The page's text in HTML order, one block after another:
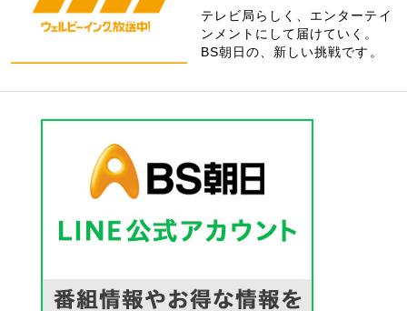
テレビ局らしく、エンターテイ
ンメントにして届けていく。
BS朝日の、新しい挑戦です。